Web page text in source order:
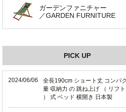
ガーデンファニチャー
／GARDEN FURNITURE
PICK UP
2024/06/06
全長190cm ショート丈 コンパ
量 収納力 の 跳ね上げ （ リフ
） 式 ベッド 横開き 日本製